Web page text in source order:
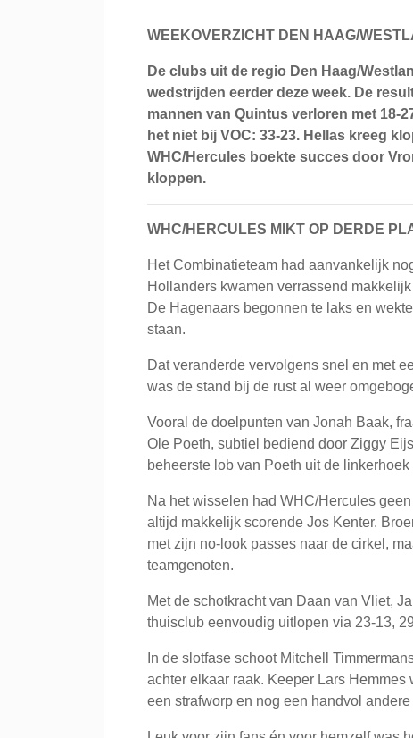
WEEKOVERZICHT DEN HAAG/
De clubs uit de regio Den Haag/
wedstrijden eerder deze week. De
mannen van Quintus verloren met 18-
het niet bij VOC: 33-23. Hellas kreeg
WHC/Hercules boekte succes door
kloppen.
WHC/HERCULES MIKT OP DERDE
Het Combinatieteam had aanvankelijk
Hollanders kwamen verrassend
De Hagenaars begonnen te laks en
staan.
Dat veranderde vervolgens snel en met
was de stand bij de rust al weer
Vooral de doelpunten van Jonah Baak,
Ole Poeth, subtiel bediend door Ziggy
beheerste lob van Poeth uit de
Na het wisselen had WHC/Hercules
altijd makkelijk scorende Jos Kenter.
met zijn no-look passes naar de cirkel,
teamgenoten.
Met de schotkracht van Daan van Vliet,
thuisclub eenvoudig uitlopen via 23-13,
In de slotfase schoot Mitchell
achter elkaar raak. Keeper Lars
een strafworp en nog een handvol